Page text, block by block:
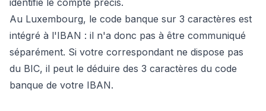
identifie le compte précis.
Au Luxembourg, le code banque sur 3 caractères est
intégré à l'IBAN : il n'a donc pas à être communiqué
séparément. Si votre correspondant ne dispose pas
du BIC, il peut le déduire des 3 caractères du code
banque de votre IBAN.